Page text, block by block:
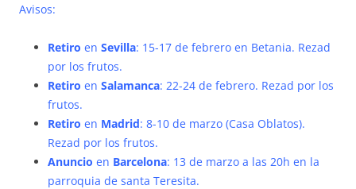
Avisos:
Retiro en Sevilla: 15-17 de febrero en Betania. Rezad
por los frutos.
Retiro en Salamanca: 22-24 de febrero. Rezad por los
frutos.
Retiro en Madrid: 8-10 de marzo (Casa Oblatos).
Rezad por los frutos.
Anuncio en Barcelona: 13 de marzo a las 20h en la
parroquia de santa Teresita.